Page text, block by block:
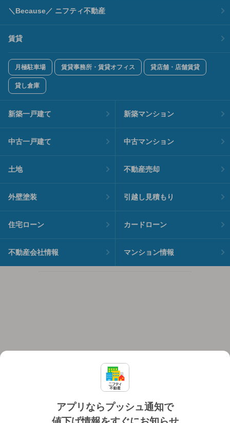
アプリならプッシュ通知で
＼Because／ ニフティ不動産
賃貸
月極駐車場 賃貸事務所・賃貸オフィス 貸店舗・店舗賃貸
貸し倉庫
新築一戸建て 新築マンション
中古一戸建て 中古マンション
土地 不動産売却
外壁塗装 引越し見積もり
住宅ローン カードローン
不動産会社情報 マンション情報